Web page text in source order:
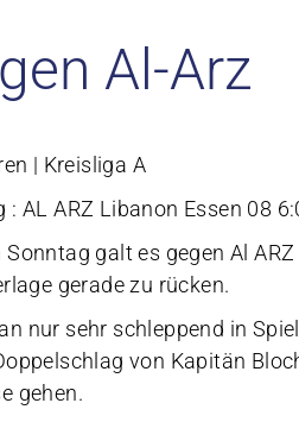
Al-Arz
| Kreisliga A
: AL ARZ Libanon Essen 08
galt es gegen Al
gerade zu rücken.
nur sehr schleppend in
von Kapitän
gehen.